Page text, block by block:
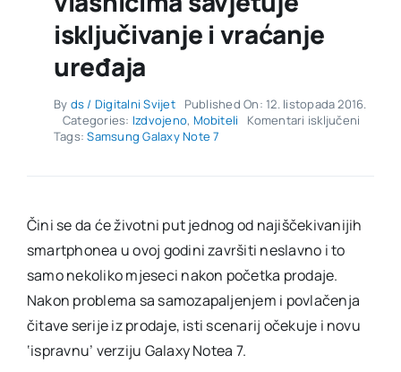
isključivanje i vraćanje
uređaja
By ds / Digitalni Svijet
Published On: 12. listopada 2016.
Categories: Izdvojeno, Mobiteli Komentari isključeni
Tags:Samsung Galaxy Note 7
Čini se da će životni put jednog od najiščekivanijih
smartphonea u ovoj godini završiti neslavno i to
samo nekoliko mjeseci nakon početka prodaje.
Nakon problema sa samozapaljenjem i povlačenja
čitave serije iz prodaje, isti scenarij očekuje i novu
‘ispravnu’ verziju Galaxy Notea 7.